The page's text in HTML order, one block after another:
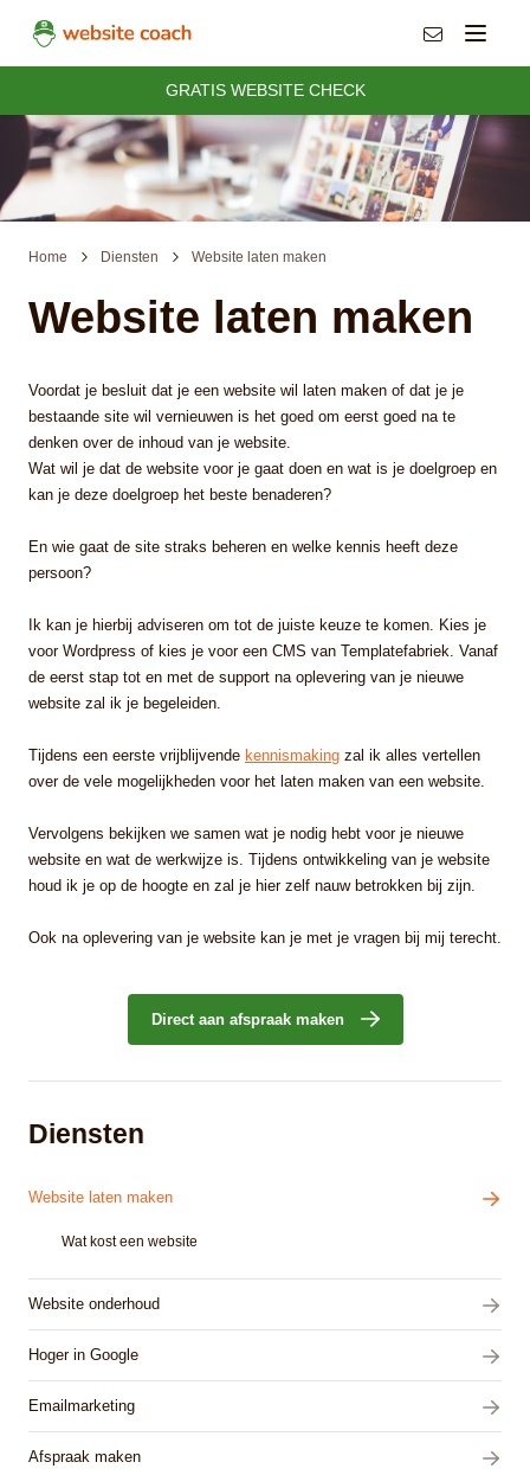
Menu
GRATIS WEBSITE CHECK
Home Diensten Website laten maken
Website laten maken
Voordat je besluit dat je een website wil laten maken of dat je je
bestaande site wil vernieuwen is het goed om eerst goed na te
denken over de inhoud van je website.
Wat wil je dat de website voor je gaat doen en wat is je doelgroep en
kan je deze doelgroep het beste benaderen?
En wie gaat de site straks beheren en welke kennis heeft deze
persoon?
Ik kan je hierbij adviseren om tot de juiste keuze te komen. Kies je
voor Wordpress of kies je voor een CMS van Templatefabriek. Vanaf
de eerst stap tot en met de support na oplevering van je nieuwe
website zal ik je begeleiden.
Tijdens een eerste vrijblijvende kennismaking zal ik alles vertellen
over de vele mogelijkheden voor het laten maken van een website.
Vervolgens bekijken we samen wat je nodig hebt voor je nieuwe
website en wat de werkwijze is. Tijdens ontwikkeling van je website
houd ik je op de hoogte en zal je hier zelf nauw betrokken bij zijn.
Ook na oplevering van je website kan je met je vragen bij mij terecht.
Direct aan afspraak maken
Diensten
Website laten maken
Wat kost een website
Website onderhoud
Hoger in Google
Emailmarketing
Afspraak maken